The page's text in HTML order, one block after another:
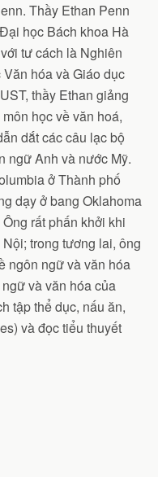
Thầy Ethan Penn
học Bách khoa Hà
tư cách là Nghiên
hóa và Giáo dục
thầy Ethan giảng
học về văn hoá,
dắt các câu lạc bộ
ngữ Anh và nước Mỹ.
ở Thành phố
dạy ở bang Oklahoma
rất phấn khởi khi
trong tương lai, ông
ngôn ngữ và văn hóa
và văn hóa của
tập thể dục, nấu ăn,
và đọc tiểu thuyết